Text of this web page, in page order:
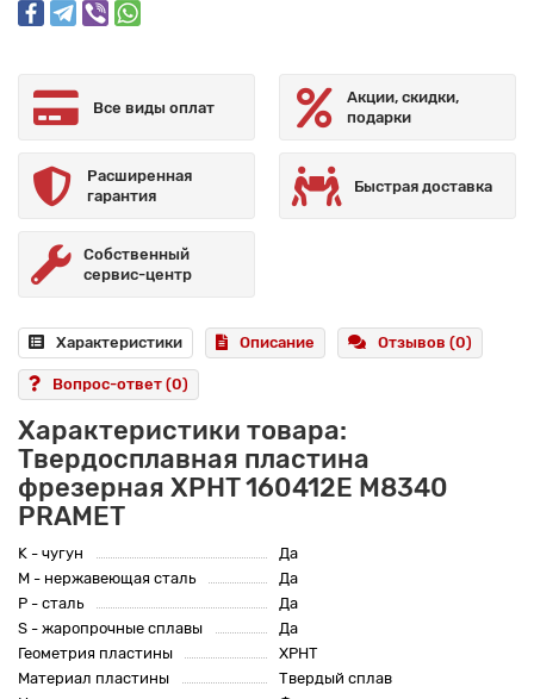
Все виды оплат
Акции, скидки,
подарки
Расширенная
гарантия
Быстрая доставка
Собственный
сервис-центр
Характеристики Описание Отзывов (0)
Вопрос-ответ (0)
Характеристики товара:
Твердосплавная пластина
фрезерная XPHT 160412E M8340
PRAMET
K - чугун
Да
M - нержавеющая сталь
Да
P - сталь
Да
S - жаропрочные сплавы
Да
Геометрия пластины
XPHT
Материал пластины
Твердый сплав